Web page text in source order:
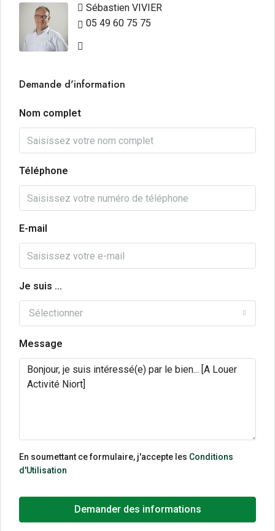
Sébastien VIVIER
05 49 60 75 75
Demande d'information
Nom complet
Téléphone
E-mail
Je suis ...
Sélectionner
Message
En soumettant ce formulaire, j'accepte les Conditions
d'Utilisation
Demander des informations